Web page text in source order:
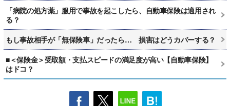
「病院の処方薬」服用で事故を起こしたら、自動車保険は適用され
る？
もし事故相手が「無保険車」だったら… 損害はどうカバーする？
■＜保険金＞受取額・支払スピードの満足度が高い【自動車保険】
はドコ？